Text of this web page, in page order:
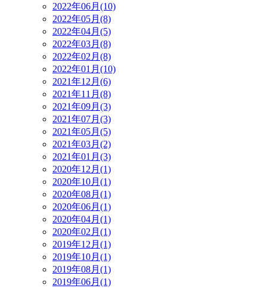
2022年06月(10)
2022年05月(8)
2022年04月(5)
2022年03月(8)
2022年02月(8)
2022年01月(10)
2021年12月(6)
2021年11月(8)
2021年09月(3)
2021年07月(3)
2021年05月(5)
2021年03月(2)
2021年01月(3)
2020年12月(1)
2020年10月(1)
2020年08月(1)
2020年06月(1)
2020年04月(1)
2020年02月(1)
2019年12月(1)
2019年10月(1)
2019年08月(1)
2019年06月(1)